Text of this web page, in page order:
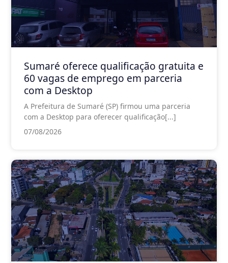
Sumaré oferece qualificação gratuita e
60 vagas de emprego em parceria
com a Desktop
A Prefeitura de Sumaré (SP) firmou uma parceria
com a Desktop para oferecer qualificação[...]
07/08/2026